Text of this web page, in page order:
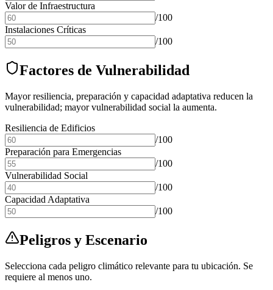
Valor de Infraestructura
/100
Instalaciones Críticas
/100
Factores de Vulnerabilidad
Mayor resiliencia, preparación y capacidad adaptativa reducen la
vulnerabilidad; mayor vulnerabilidad social la aumenta.
Resiliencia de Edificios
/100
Preparación para Emergencias
/100
Vulnerabilidad Social
/100
Capacidad Adaptativa
/100
Peligros y Escenario
Selecciona cada peligro climático relevante para tu ubicación. Se
requiere al menos uno.